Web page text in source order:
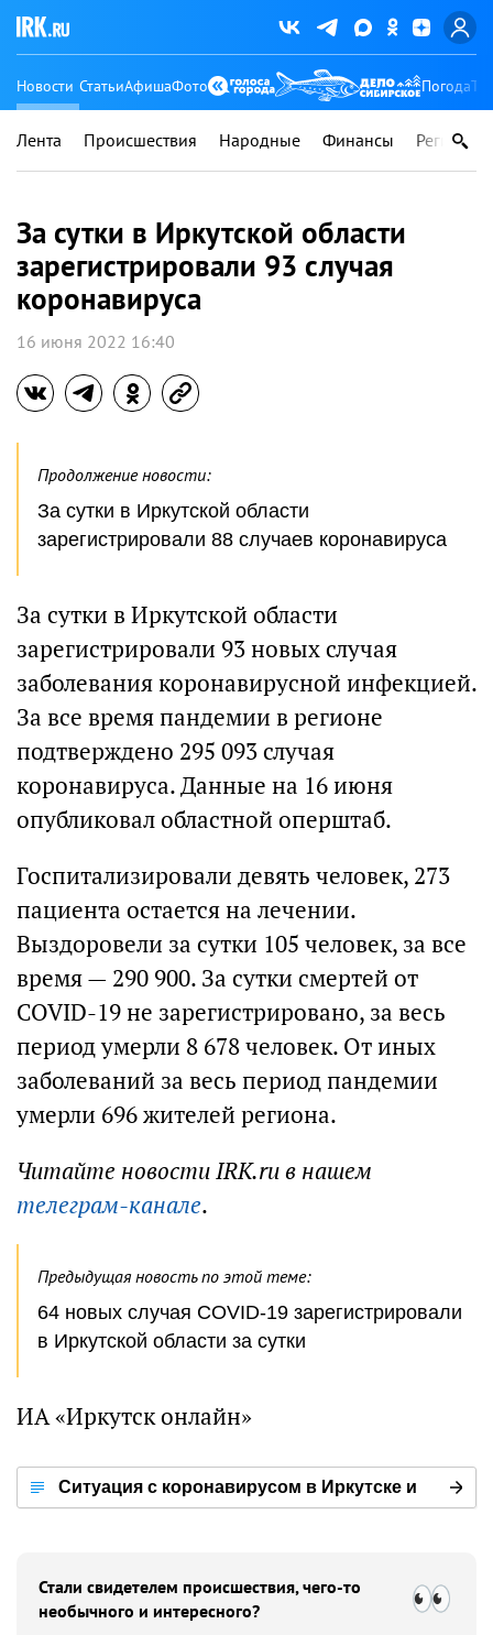
Новости СтатьиАфишаФото Погода
Лента Происшествия Народные Финансы Регионы
За сутки в Иркутской области
зарегистрировали 93 случая
коронавируса
16 июня 2022 16:40
Продолжение новости:
За сутки в Иркутской области
зарегистрировали 88 случаев коронавируса
За сутки в Иркутской области
зарегистрировали 93 новых случая
заболевания коронавирусной инфекцией.
За все время пандемии в регионе
подтверждено 295 093 случая
коронавируса. Данные на 16 июня
опубликовал областной оперштаб.
Госпитализировали девять человек, 273
пациента остается на лечении.
Выздоровели за сутки 105 человек, за все
время — 290 900. За сутки смертей от
COVID-19 не зарегистрировано, за весь
период умерли 8 678 человек. От иных
заболеваний за весь период пандемии
умерли 696 жителей региона.
Читайте новости IRK.ru в нашем
телеграм-канале.
Предыдущая новость по этой теме:
64 новых случая COVID-19 зарегистрировали
в Иркутской области за сутки
ИА «Иркутск онлайн»
Ситуация с коронавирусом в Иркутске и
Стали свидетелем происшествия, чего-то
необычного и интересного?